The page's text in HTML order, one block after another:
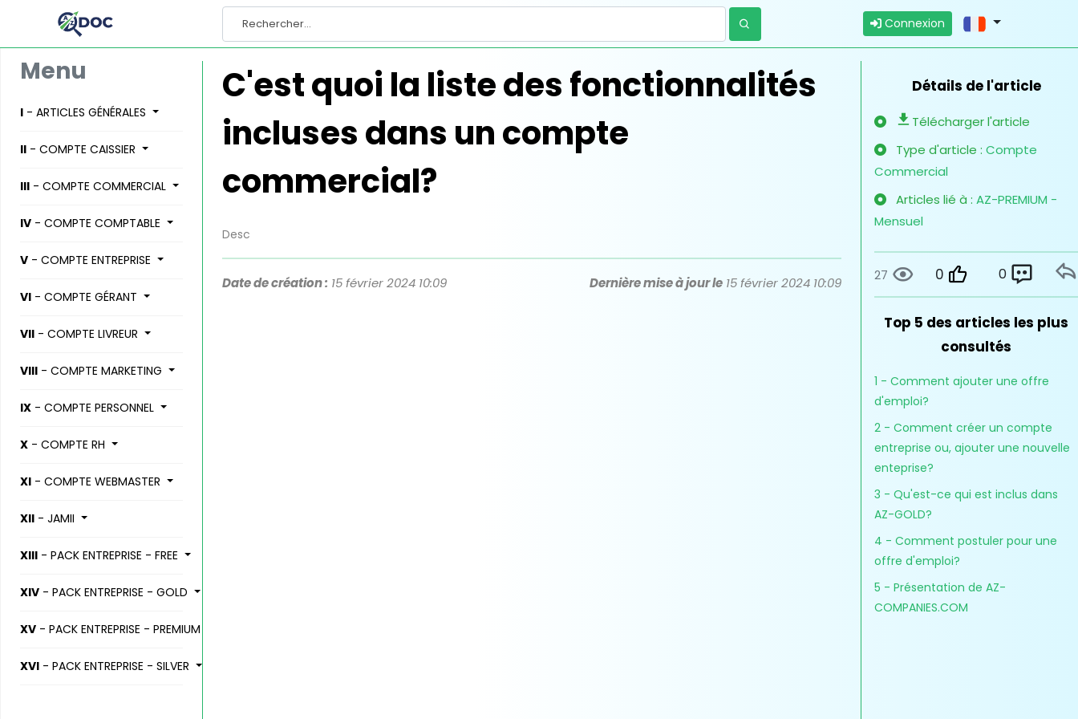
Connexion
Menu
I - ARTICLES GÉNÉRALES
II - COMPTE CAISSIER
III - COMPTE COMMERCIAL
IV - COMPTE COMPTABLE
V - COMPTE ENTREPRISE
VI - COMPTE GÉRANT
VII - COMPTE LIVREUR
VIII - COMPTE MARKETING
IX - COMPTE PERSONNEL
X - COMPTE RH
XI - COMPTE WEBMASTER
XII - JAMII
XIII - PACK ENTREPRISE - FREE
XIV - PACK ENTREPRISE - GOLD
XV - PACK ENTREPRISE - PREMIUM
XVI - PACK ENTREPRISE - SILVER
C'est quoi la liste des fonctionnalités
incluses dans un compte
commercial?
Desc
Date de création : 15 février 2024 10:09 Dernière mise à jour le 15 février 2024 10:09
Détails de l'article
Télécharger l'article
Type d'article : Compte
Commercial
Articles lié à : AZ-PREMIUM -
Mensuel
27 0 0
Top 5 des articles les plus
consultés
1 - Comment ajouter une offre
d'emploi?
2 - Comment créer un compte
entreprise ou, ajouter une nouvelle
enteprise?
3 - Qu'est-ce qui est inclus dans
AZ-GOLD?
4 - Comment postuler pour une
offre d'emploi?
5 - Présentation de AZ-
COMPANIES.COM